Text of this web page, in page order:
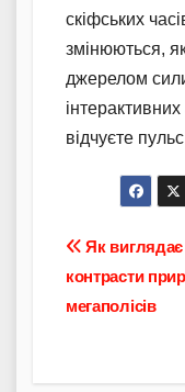
скіфських
змінюються,
джерелом
відчуєте
записів
Як виглядає
контрасти
мегаполісів